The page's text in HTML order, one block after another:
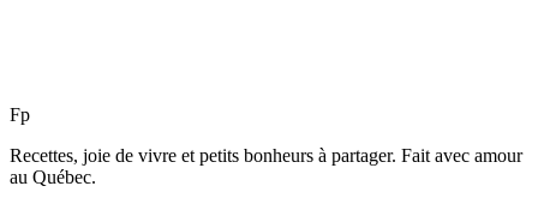
Fp
Recettes, joie de vivre et petits bonheurs à partager. Fait avec amour
au Québec.